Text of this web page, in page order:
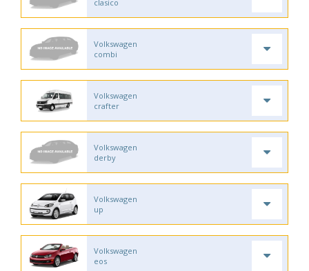
clasico
Volkswagen
combi
Volkswagen
crafter
Volkswagen
derby
Volkswagen
up
Volkswagen
eos